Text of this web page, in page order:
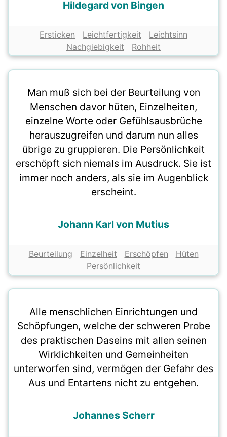
Hildegard von Bingen
Ersticken Leichtfertigkeit
Leichtsinn
Nachgiebigkeit
Rohheit
Man muß sich bei der Beurteilung von
Menschen davor hüten, Einzelheiten,
einzelne Worte oder Gefühlsausbrüche
herauszugreifen und darum nun alles
übrige zu gruppieren. Die Persönlichkeit
erschöpft sich niemals im Ausdruck. Sie ist
immer noch anders, als sie im Augenblick
erscheint.
Johann Karl von Mutius
Beurteilung Einzelheit Erschöpfen
Hüten
Persönlichkeit
Alle menschlichen Einrichtungen und
Schöpfungen, welche der schweren Probe
des praktischen Daseins mit allen seinen
Wirklichkeiten und Gemeinheiten
unterworfen sind, vermögen der Gefahr des
Aus und Entartens nicht zu entgehen.
Johannes Scherr